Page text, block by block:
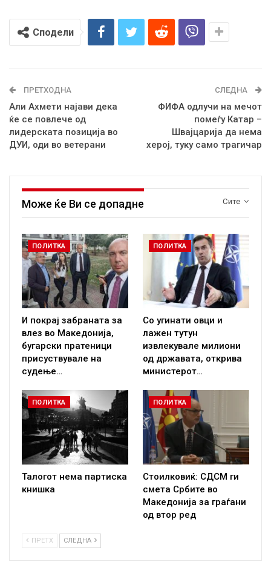
Сподели
ПРЕТХОДНА
Али Ахмети најави дека
ќе се повлече од
лидерската позиција во
ДУИ, оди во ветерани
СЛЕДНА
ФИФА одлучи на мечот
помеѓу Катар –
Швајцарија да нема
херој, туку само трагичар
Сите
Може ќе Ви се допадне
ПОЛИТКА
И покрај забраната за
влез во Македонија,
бугарски пратеници
присуствувале на
судење…
ПОЛИТКА
Со угинати овци и
лажен тутун
извлекувале милиони
од државата, открива
министерот…
ПОЛИТКА
Талогот нема партиска
книшка
ПОЛИТКА
Стоилковиќ: СДСМ ги
смета Србите во
Македонија за граѓани
од втор ред
ПРЕТХ СЛЕДНА